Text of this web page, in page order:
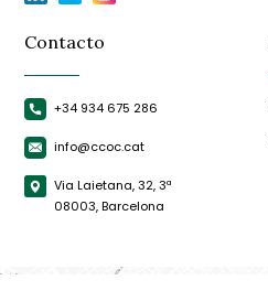
Contacto
+34 934 675 286
info@ccoc.cat
Via Laietana, 32, 3ª
08003, Barcelona